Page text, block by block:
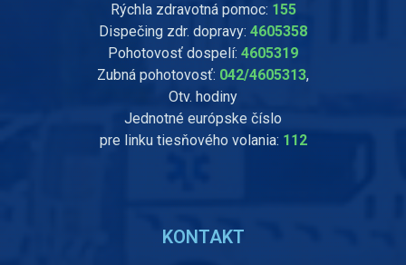
Rýchla zdravotná pomoc: 155
Dispečing zdr. dopravy: 4605358
Pohotovosť dospelí: 4605319
Zubná pohotovosť: 042/4605313,
Otv. hodiny
Jednotné európske číslo
pre linku tiesňového volania: 112
KONTAKT